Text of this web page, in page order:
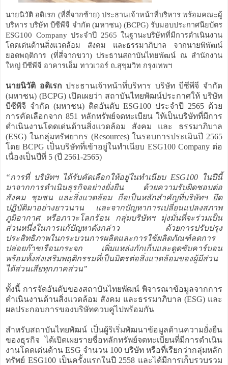
นายนิวัติ อดิเรก (ที่สี่จากซ้าย) ประธานเจ้าหน้าที่บริหาร พร้อมคณะผู้
บริหาร บริษัท บีซีพีจี จำกัด (มหาชน) (BCPG) รับมอบประกาศนียบัตร
ESG100 Company ประจำปี 2565 ในฐานะบริษัทที่มีการดำเนินงาน
โดดเด่นด้านสิ่งแวดล้อม สังคม และธรรมาภิบาล จากนายพิพัฒน์
ยอดพฤติการ (ที่สี่จากขวา) ประธานสถาบันไทยพัฒน์ ณ สำนักงาน
ใหญ่ บีซีพีจี อาคารเอ็ม ทาวเวอร์ ถ.สุขุมวิท กรุงเทพฯ
นายนิวัติ อดิเรก ประธานเจ้าหน้าที่บริหาร บริษัท บีซีพีจี จำกัด
(มหาชน) (BCPG) เปิดเผยว่า สถาบันไทยพัฒน์ประกาศให้ บริษัท
บีซีพีจี จำกัด (มหาชน) ติดอันดับ ESG100 ประจำปี 2565 ด้วย
การคัดเลือกจาก 851 หลักทรัพย์จดทะเบียน ให้เป็นบริษัทที่มีการ
ดำเนินงานโดดเด่นด้านสิ่งแวดล้อม สังคม และ ธรรมาภิบาล
(ESG) ในกลุ่มทรัพยากร (Resources) ในรอบการประเมินปี 2565
โดย BCPG เป็นบริษัทที่เข้าอยู่ในทำเนียบ ESG100 Company ต่อ
เนื่องเป็นปีที่ 5 (ปี 2561-2565)
“การที่ บริษัทฯ ได้รับคัดเลือกให้อยู่ในทำเนียบ ESG100 ในปีนี้
มาจากการดำเนินธุรกิจอย่างยั่งยืน ด้วยความรับผิดชอบต่อ
สังคม ชุมชน และสิ่งแวดล้อม ถือเป็นหลักสำคัญที่บริษัทฯ ยึด
ปฏิบัติมาอย่างยาวนาน และจากปัญหาการเปลี่ยนแปลงสภาพ
ภูมิอากาศ หรือภาวะโลกร้อน กลุ่มบริษัทฯ มุ่งมั่นที่จะร่วมเป็น
ส่วนหนึ่งในการแก้ปัญหาดังกล่าว ด้วยการปรับปรุง
ประสิทธิภาพในกระบวนการผลิตและการใช้ผลิตภัณฑ์ลดการ
ปล่อยก๊าซเรือนกระจก เพิ่มแหล่งกักเก็บและดูดซับคาร์บอน
พร้อมทั้งส่งเสริมพฤติกรรมที่เป็นมิตรต่อสิ่งแวดล้อมของผู้มีส่วน
ได้ส่วนเสียทุกภาคส่วน”
ทั้งนี้ การจัดอันดับของสถาบันไทยพัฒน์ พิจารณาข้อมูลจากการ
ดำเนินงานด้านสิ่งแวดล้อม สังคม และธรรมาภิบาล (ESG) และ
ผลประกอบการของบริษัทควบคู่ไปพร้อมกัน
สำหรับสถาบันไทยพัฒน์ เป็นผู้ริเริ่มพัฒนาข้อมูลด้านความยั่งยืน
ของธุรกิจ ได้เปิดเผยรายชื่อหลักทรัพย์จดทะเบียนที่มีการดำเนิน
งานโดดเด่นด้าน ESG จำนวน 100 บริษัท หรือที่เรียกว่ากลุ่มหลัก
ทรัพย์ ESG100 เป็นครั้งแรกในปี 2558 และได้มีการเก็บรวบรวม